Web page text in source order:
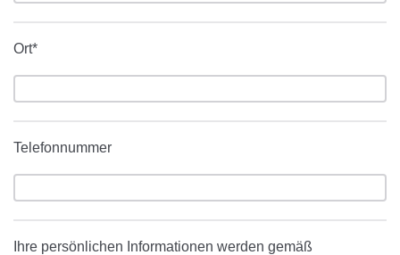
Ort*
Telefonnummer
Ihre persönlichen Informationen werden gemäß